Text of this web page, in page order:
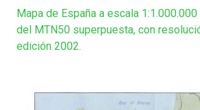
Mapa de España a escala
del MTN50 superpuesta, con
edición 2002.